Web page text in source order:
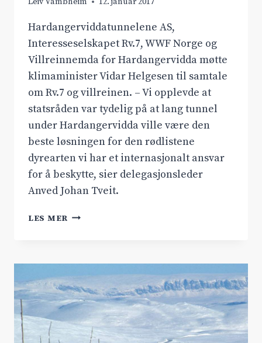
Hardangerviddatunnelene AS,
Interesseselskapet Rv.7, WWF Norge og
Villreinnemda for Hardangervidda møtte
klimaminister Vidar Helgesen til samtale
om Rv.7 og villreinen. – Vi opplevde at
statsråden var tydelig på at lang tunnel
under Hardangervidda ville være den
beste løsningen for den rødlistene
dyrearten vi har et internasjonalt ansvar
for å beskytte, sier delegasjonsleder
Anved Johan Tveit.
LES MER MØTTE
RV.7